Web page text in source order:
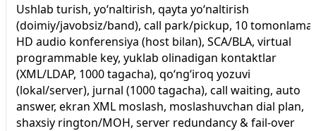
Ushlab turish, yo‘naltirish, qayta yo‘naltirish
(doimiy/javobsiz/band), call park/pickup, 10 tomonlama
HD audio konferensiya (host bilan), SCA/BLA, virtual
programmable key, yuklab olinadigan kontaktlar
(XML/LDAP, 1000 tagacha), qo‘ng‘iroq yozuvi
(lokal/server), jurnal (1000 tagacha), call waiting, auto
answer, ekran XML moslash, moslashuvchan dial plan,
shaxsiy rington/MOH, server redundancy & fail-over